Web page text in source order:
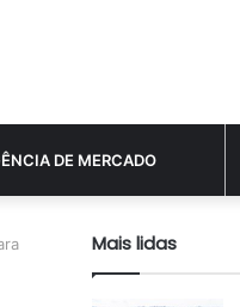
DE MERCADO
Mais lidas